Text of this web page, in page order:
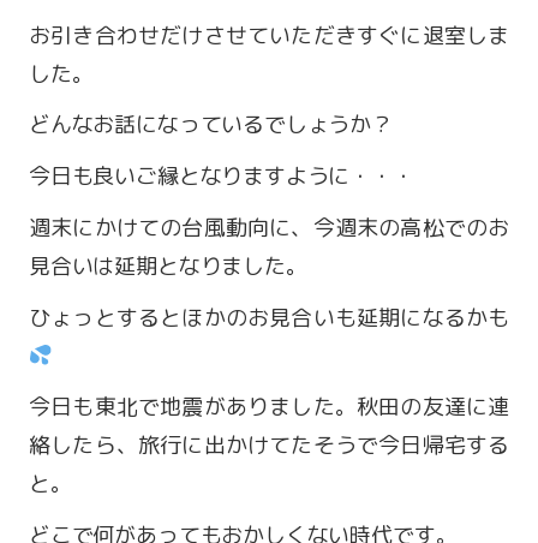
営業時間 9:00～18:00
定休日 火・水曜日
お問い合わせ
お引き合わせだけさせていただきすぐに退室しま
した。
どんなお話になっているでしょうか？
今日も良いご縁となりますように・・・
週末にかけての台風動向に、今週末の高松でのお
見合いは延期となりました。
ひょっとするとほかのお見合いも延期になるかも
今日も東北で地震がありました。秋田の友達に連
絡したら、旅行に出かけてたそうで今日帰宅する
と。
どこで何があってもおかしくない時代です。